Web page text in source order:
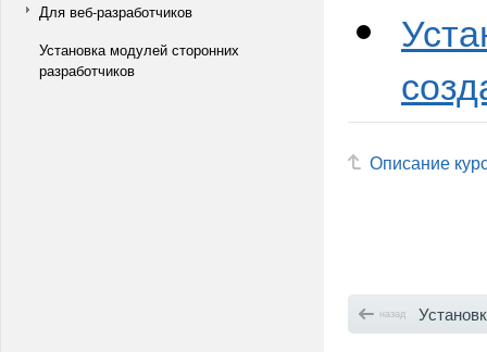
Для веб-разработчиков
Установка модулей сторонних
разработчиков
Описание
назад